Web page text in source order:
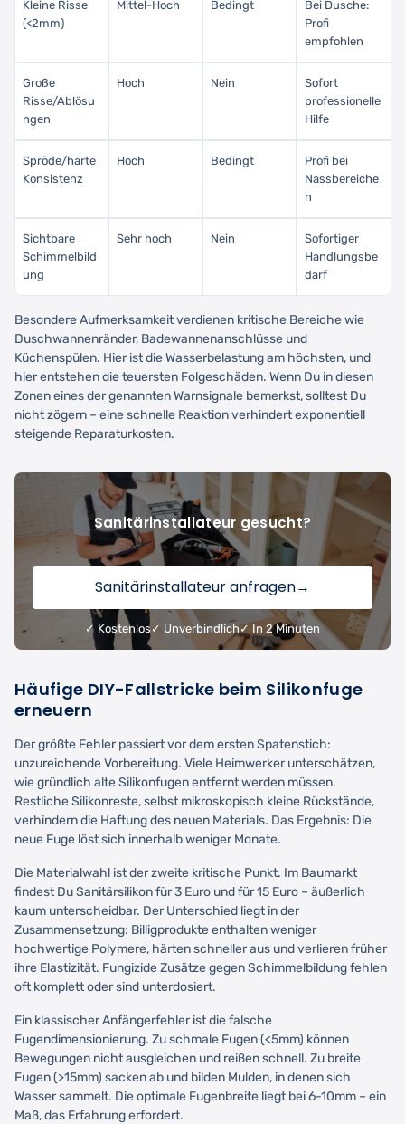
Kleine Risse
(<2mm)
Mittel-Hoch Bedingt
Bei Dusche:
Profi
empfohlen
Große
Risse/Ablösu
ngen
Hoch Nein
Sofort
professionelle
Hilfe
Spröde/harte
Konsistenz
Hoch Bedingt
Profi bei
Nassbereiche
n
Sichtbare
Schimmelbild
ung
Sehr hoch Nein
Sofortiger
Handlungsbe
darf
Besondere Aufmerksamkeit verdienen kritische Bereiche wie
Duschwannenränder, Badewannenanschlüsse und
Küchenspülen. Hier ist die Wasserbelastung am höchsten, und
hier entstehen die teuersten Folgeschäden. Wenn Du in diesen
Zonen eines der genannten Warnsignale bemerkst, solltest Du
nicht zögern – eine schnelle Reaktion verhindert exponentiell
steigende Reparaturkosten.
Sanitärinstallateur gesucht?
Sanitärinstallateur anfragen→
✓ Kostenlos ✓ Unverbindlich✓ In 2 Minuten
Häufige DIY-Fallstricke beim Silikonfuge
erneuern
Der größte Fehler passiert vor dem ersten Spatenstich:
unzureichende Vorbereitung. Viele Heimwerker unterschätzen,
wie gründlich alte Silikonfugen entfernt werden müssen.
Restliche Silikonreste, selbst mikroskopisch kleine Rückstände,
verhindern die Haftung des neuen Materials. Das Ergebnis: Die
neue Fuge löst sich innerhalb weniger Monate.
Die Materialwahl ist der zweite kritische Punkt. Im Baumarkt
findest Du Sanitärsilikon für 3 Euro und für 15 Euro – äußerlich
kaum unterscheidbar. Der Unterschied liegt in der
Zusammensetzung: Billigprodukte enthalten weniger
hochwertige Polymere, härten schneller aus und verlieren früher
ihre Elastizität. Fungizide Zusätze gegen Schimmelbildung fehlen
oft komplett oder sind unterdosiert.
Ein klassischer Anfängerfehler ist die falsche
Fugendimensionierung. Zu schmale Fugen (<5mm) können
Bewegungen nicht ausgleichen und reißen schnell. Zu breite
Fugen (>15mm) sacken ab und bilden Mulden, in denen sich
Wasser sammelt. Die optimale Fugenbreite liegt bei 6-10mm – ein
Maß, das Erfahrung erfordert.